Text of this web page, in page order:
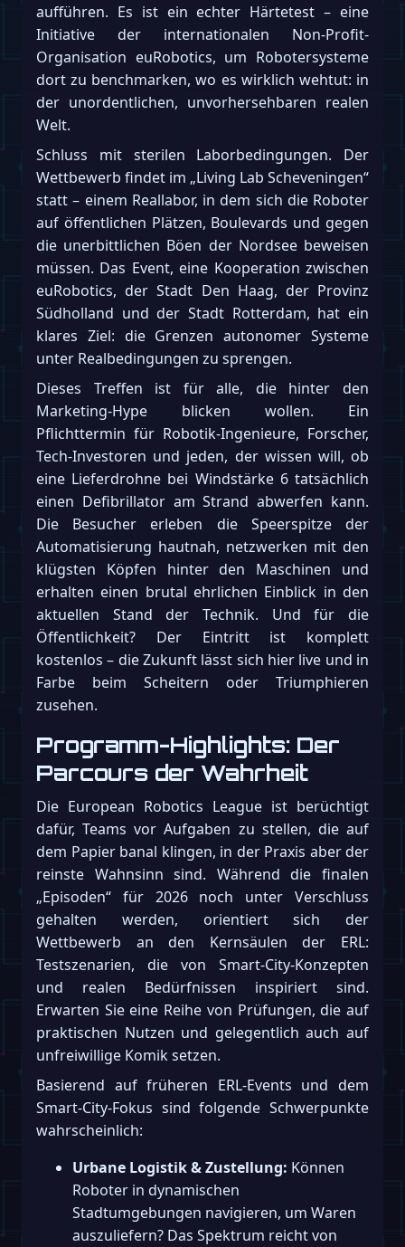
aufführen. Es ist ein echter Härtetest – eine
Initiative der internationalen Non-Profit-
Organisation euRobotics, um Robotersysteme
dort zu benchmarken, wo es wirklich wehtut: in
der unordentlichen, unvorhersehbaren realen
Welt.
Schluss mit sterilen Laborbedingungen. Der
Wettbewerb findet im „Living Lab Scheveningen“
statt – einem Reallabor, in dem sich die Roboter
auf öffentlichen Plätzen, Boulevards und gegen
die unerbittlichen Böen der Nordsee beweisen
müssen. Das Event, eine Kooperation zwischen
euRobotics, der Stadt Den Haag, der Provinz
Südholland und der Stadt Rotterdam, hat ein
klares Ziel: die Grenzen autonomer Systeme
unter Realbedingungen zu sprengen.
Dieses Treffen ist für alle, die hinter den
Marketing-Hype blicken wollen. Ein
Pflichttermin für Robotik-Ingenieure, Forscher,
Tech-Investoren und jeden, der wissen will, ob
eine Lieferdrohne bei Windstärke 6 tatsächlich
einen Defibrillator am Strand abwerfen kann.
Die Besucher erleben die Speerspitze der
Automatisierung hautnah, netzwerken mit den
klügsten Köpfen hinter den Maschinen und
erhalten einen brutal ehrlichen Einblick in den
aktuellen Stand der Technik. Und für die
Öffentlichkeit? Der Eintritt ist komplett
kostenlos – die Zukunft lässt sich hier live und in
Farbe beim Scheitern oder Triumphieren
zusehen.
Programm-Highlights: Der
Parcours der Wahrheit
Die European Robotics League ist berüchtigt
dafür, Teams vor Aufgaben zu stellen, die auf
dem Papier banal klingen, in der Praxis aber der
reinste Wahnsinn sind. Während die finalen
„Episoden“ für 2026 noch unter Verschluss
gehalten werden, orientiert sich der
Wettbewerb an den Kernsäulen der ERL:
Testszenarien, die von Smart-City-Konzepten
und realen Bedürfnissen inspiriert sind.
Erwarten Sie eine Reihe von Prüfungen, die auf
praktischen Nutzen und gelegentlich auch auf
unfreiwillige Komik setzen.
Basierend auf früheren ERL-Events und dem
Smart-City-Fokus sind folgende Schwerpunkte
wahrscheinlich:
Urbane Logistik & Zustellung: Können
Roboter in dynamischen
Stadtumgebungen navigieren, um Waren
auszuliefern? Das Spektrum reicht von